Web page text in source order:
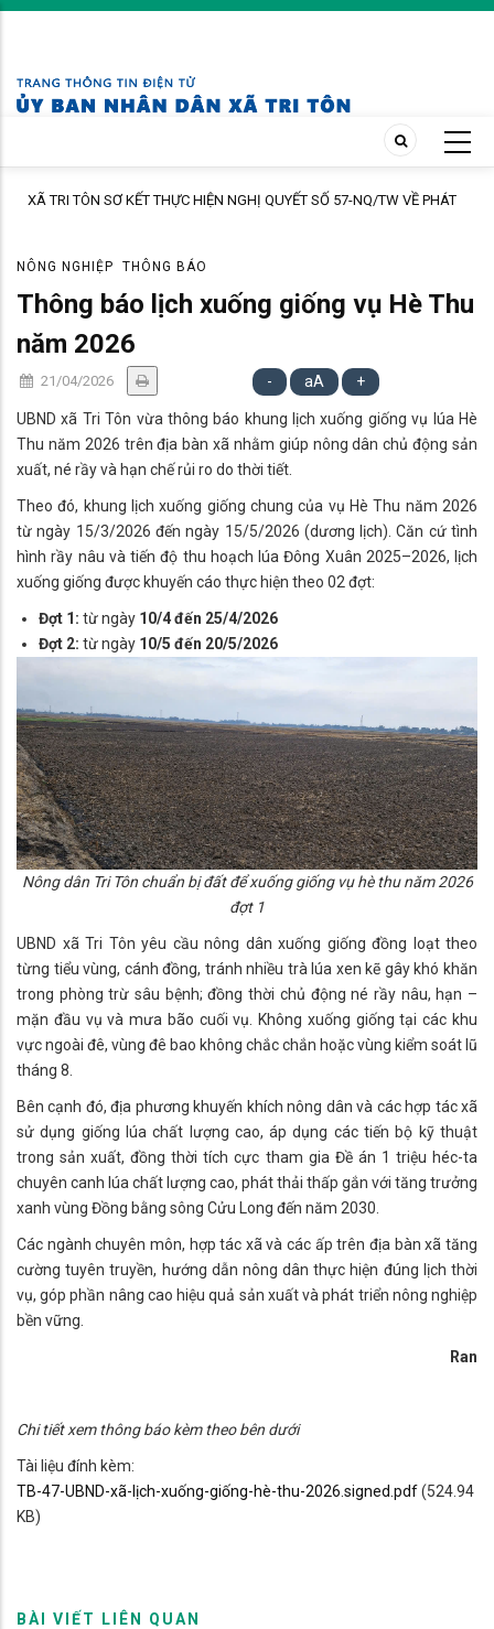
Skip
content
NGHỊ QUYẾT SỐ 57-NQ/TW VỀ PHÁT
Trạm Y tế xã Tri Tôn khám
NÔNG NGHIỆP THÔNG BÁO
Thông báo lịch xuống giống vụ Hè Thu
năm 2026
21/04/2026 - aA +
UBND xã Tri Tôn vừa thông báo khung lịch xuống giống vụ lúa Hè
Thu năm 2026 trên địa bàn xã nhằm giúp nông dân chủ động sản
xuất, né rầy và hạn chế rủi ro do thời tiết.
Theo đó, khung lịch xuống giống chung của vụ Hè Thu năm 2026
từ ngày 15/3/2026 đến ngày 15/5/2026 (dương lịch). Căn cứ tình
hình rầy nâu và tiến độ thu hoạch lúa Đông Xuân 2025–2026, lịch
xuống giống được khuyến cáo thực hiện theo 02 đợt:
Đợt 1: từ ngày 10/4 đến 25/4/2026
Đợt 2: từ ngày 10/5 đến 20/5/2026
Nông dân Tri Tôn chuẩn bị đất để xuống giống vụ hè thu năm 2026
đợt 1
UBND xã Tri Tôn yêu cầu nông dân xuống giống đồng loạt theo
từng tiểu vùng, cánh đồng, tránh nhiều trà lúa xen kẽ gây khó khăn
trong phòng trừ sâu bệnh; đồng thời chủ động né rầy nâu, hạn –
mặn đầu vụ và mưa bão cuối vụ. Không xuống giống tại các khu
vực ngoài đê, vùng đê bao không chắc chắn hoặc vùng kiểm soát lũ
tháng 8.
Bên cạnh đó, địa phương khuyến khích nông dân và các hợp tác xã
sử dụng giống lúa chất lượng cao, áp dụng các tiến bộ kỹ thuật
trong sản xuất, đồng thời tích cực tham gia Đề án 1 triệu héc-ta
chuyên canh lúa chất lượng cao, phát thải thấp gắn với tăng trưởng
xanh vùng Đồng bằng sông Cửu Long đến năm 2030.
Các ngành chuyên môn, hợp tác xã và các ấp trên địa bàn xã tăng
cường tuyên truyền, hướng dẫn nông dân thực hiện đúng lịch thời
vụ, góp phần nâng cao hiệu quả sản xuất và phát triển nông nghiệp
bền vững.
Ran
Chi tiết xem thông báo kèm theo bên dưới
Tài liệu đính kèm:
TB-47-UBND-xã-lịch-xuống-giống-hè-thu-2026.signed.pdf(524.94
KB)
BÀI VIẾT LIÊN QUAN